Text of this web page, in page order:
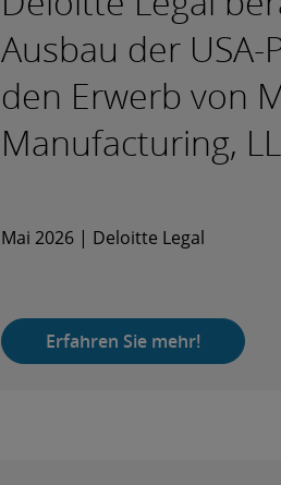
Ausbau der
den Erwerb von
Manufacturing,
Mai 2026 | Deloitte Legal
Erfahren Sie mehr!